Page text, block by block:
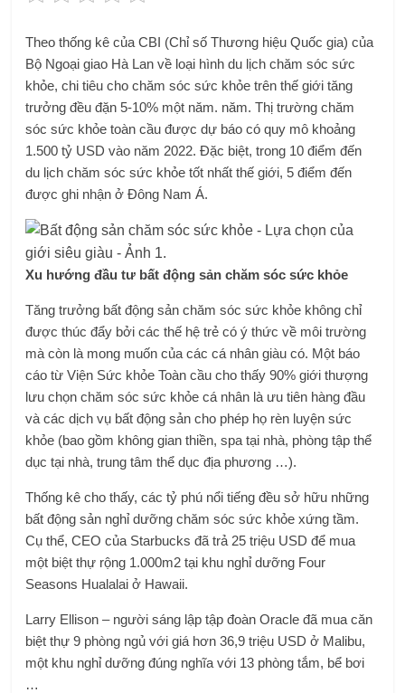
Theo thống kê của CBI (Chỉ số Thương hiệu Quốc gia) của
Bộ Ngoại giao Hà Lan về loại hình du lịch chăm sóc sức
khỏe, chi tiêu cho chăm sóc sức khỏe trên thế giới tăng
trưởng đều đặn 5-10% một năm. năm. Thị trường chăm
sóc sức khỏe toàn cầu được dự báo có quy mô khoảng
1.500 tỷ USD vào năm 2022. Đặc biệt, trong 10 điểm đến
du lịch chăm sóc sức khỏe tốt nhất thế giới, 5 điểm đến
được ghi nhận ở Đông Nam Á.
Xu hướng đầu tư bất động sản chăm sóc sức khỏe
Tăng trưởng bất động sản chăm sóc sức khỏe không chỉ
được thúc đẩy bởi các thế hệ trẻ có ý thức về môi trường
mà còn là mong muốn của các cá nhân giàu có. Một báo
cáo từ Viện Sức khỏe Toàn cầu cho thấy 90% giới thượng
lưu chọn chăm sóc sức khỏe cá nhân là ưu tiên hàng đầu
và các dịch vụ bất động sản cho phép họ rèn luyện sức
khỏe (bao gồm không gian thiền, spa tại nhà, phòng tập thể
dục tại nhà, trung tâm thể dục địa phương …).
Thống kê cho thấy, các tỷ phú nổi tiếng đều sở hữu những
bất động sản nghỉ dưỡng chăm sóc sức khỏe xứng tầm.
Cụ thể, CEO của Starbucks đã trả 25 triệu USD để mua
một biệt thự rộng 1.000m2 tại khu nghỉ dưỡng Four
Seasons Hualalai ở Hawaii.
Larry Ellison – người sáng lập tập đoàn Oracle đã mua căn
biệt thự 9 phòng ngủ với giá hơn 36,9 triệu USD ở Malibu,
một khu nghỉ dưỡng đúng nghĩa với 13 phòng tắm, bể bơi
…